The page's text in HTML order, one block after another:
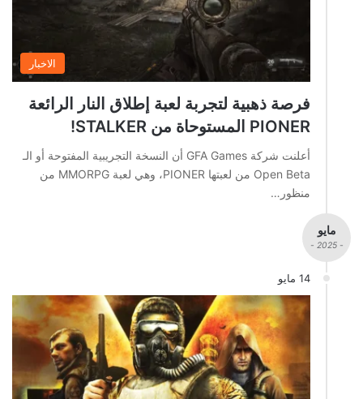
الاخبار
فرصة ذهبية لتجربة لعبة إطلاق النار الرائعة
PIONER المستوحاة من STALKER!
أعلنت شركة GFA Games أن النسخة التجريبية المفتوحة أو الـ
Open Beta من لعبتها PIONER، وهي لعبة MMORPG من
منظور…
مايو
- 2025 -
14 مايو